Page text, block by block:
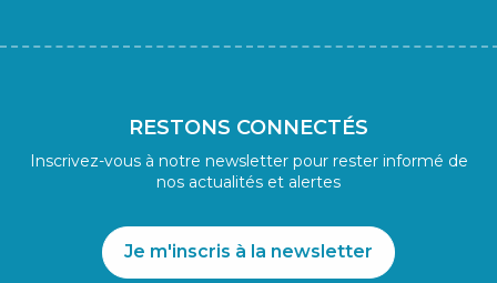
RESTONS CONNECTÉS
Inscrivez-vous à notre newsletter pour rester informé de
nos actualités et alertes
Je m'inscris à la newsletter